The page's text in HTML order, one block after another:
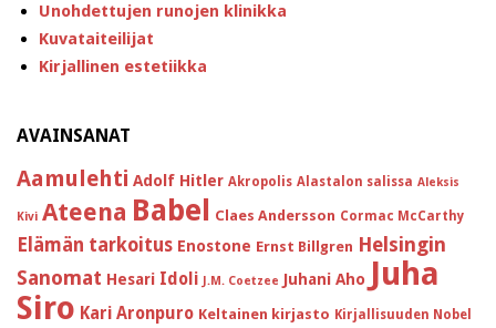
Unohdettujen runojen klinikka
Kuvataiteilijat
Kirjallinen estetiikka
AVAINSANAT
Aamulehti Adolf Hitler Akropolis Alastalon salissa Aleksis
Kivi Ateena Babel Claes Andersson Cormac McCarthy
Elämän tarkoitus Enostone Ernst Billgren Helsingin
Sanomat Hesari Idoli J.M. Coetzee Juhani Aho Juha
Siro Kari Aronpuro Keltainen kirjasto Kirjallisuuden Nobel